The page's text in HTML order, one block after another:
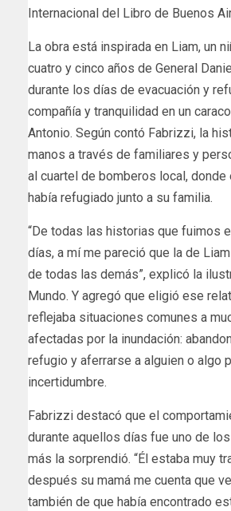
Internacional del Libro de Buenos
La obra está inspirada en Liam, un
cuatro y cinco años de General
durante los días de evacuación y
compañía y tranquilidad en un
Antonio. Según contó Fabrizzi, la
manos a través de familiares y
al cuartel de bomberos local, donde
había refugiado junto a su familia.
“De todas las historias que fuimos
días, a mí me pareció que la de
de todas las demás”, explicó la
Mundo. Y agregó que eligió ese
reflejaba situaciones comunes a
afectadas por la inundación:
refugio y aferrarse a alguien o algo
incertidumbre.
Fabrizzi destacó que el
durante aquellos días fue uno de
más la sorprendió. “Él estaba muy
después su mamá me cuenta que
también de que había encontrado